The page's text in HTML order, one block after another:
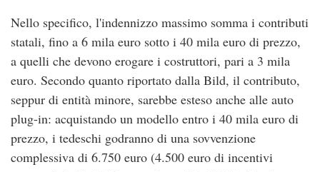
Nello specifico, l'indennizzo massimo somma i contributi
statali, fino a 6 mila euro sotto i 40 mila euro di prezzo,
a quelli che devono erogare i costruttori, pari a 3 mila
euro. Secondo quanto riportato dalla Bild, il contributo,
seppur di entità minore, sarebbe esteso anche alle auto
plug-in: acquistando un modello entro i 40 mila euro di
prezzo, i tedeschi godranno di una sovvenzione
complessiva di 6.750 euro (4.500 euro di incentivi